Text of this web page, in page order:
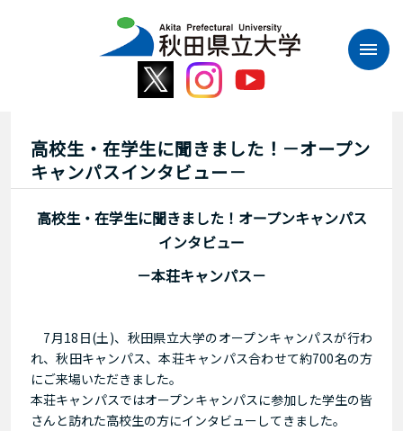
高校生・在学生に聞きました！－オープン
キャンパスインタビュー－
高校生・在学生に聞きました！オープンキャンパス
インタビュー
－本荘キャンパス－
7月18日(土)、秋田県立大学のオープンキャンパスが行わ
れ、秋田キャンパス、本荘キャンパス合わせて約700名の方
にご来場いただきました。
本荘キャンパスではオープンキャンパスに参加した学生の皆
さんと訪れた高校生の方にインタビューしてきました。